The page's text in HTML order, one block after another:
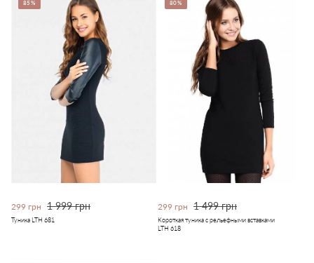
85%
299 грн 1 999 грн
Туника LTH 681
80%
299 грн 1 499 грн
Короткая туника с рельефными вставками
LTH 618